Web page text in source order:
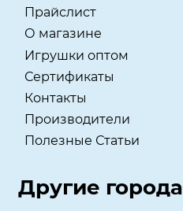
Прайслист
О магазине
Игрушки оптом
Сертификаты
Контакты
Производители
Полезные Статьи
Другие города